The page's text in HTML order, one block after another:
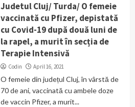
Judetul Cluj/ Turda/ O femeie
vaccinată cu Pfizer, depistată
cu Covid-19 după două luni de
la rapel, a murit în secția de
Terapie Intensivă
Codin April 16, 2021
O femeie din județul Cluj, în vârstă de
70 de ani, vaccinată cu ambele doze
de vaccin Pfizer, a murit...